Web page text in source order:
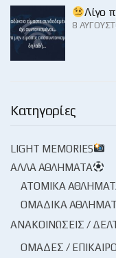
Λίγο
8
Κατηγορίες
LIGHT MEMORIES
ΆΛΛΑ ΑΘΛΉΜΑΤΑ
ΑΤΟΜΙΚΆ
ΟΜΑΔΙΚΆ
ΑΝΑΚΟΙΝΏΣΕΙΣ /
ΟΜΆΔΕΣ /